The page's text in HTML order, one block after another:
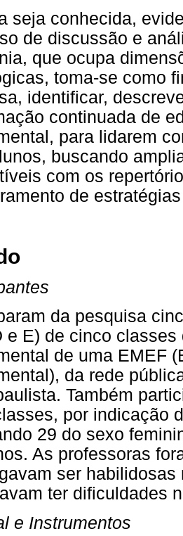
seja conhecida,
de discussão e
que ocupa
toma-se como
identificar,
continuada de
para lidarem
buscando
com os
de
da pesquisa
e E) de cinco
de uma EMEF
da rede
Também
por indicação
29 do sexo
As professoras
ser
ter dificuldades
e Instrumentos